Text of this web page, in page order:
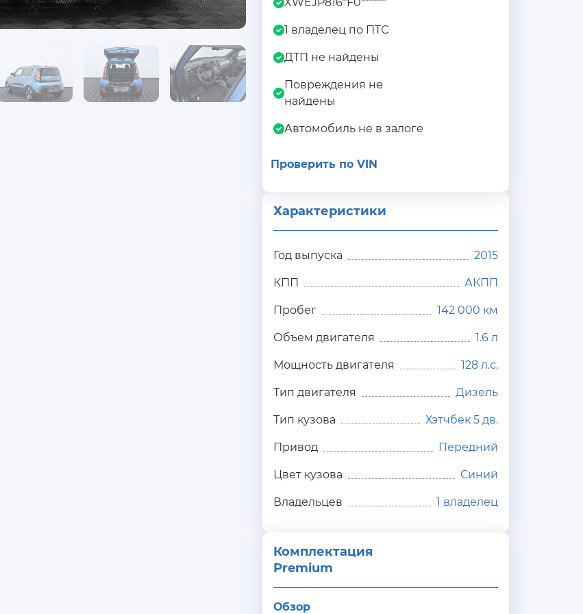
1 владелец по ПТС
ДТП не найдены
Повреждения не
найдены
Автомобиль не в залоге
Проверить по VIN
Характеристики
Год выпуска 2015
КПП АКПП
Пробег 142 000 км
Объем двигателя 1.6 л
Мощность двигателя 128 л.с.
Тип двигателя Дизель
Тип кузова Хэтчбек 5 дв.
Привод Передний
Цвет кузова Синий
Владельцев 1 владелец
Комплектация
Premium
Обзор